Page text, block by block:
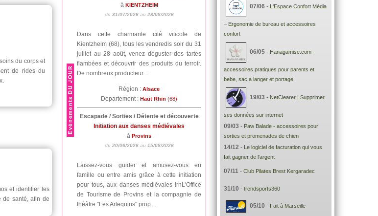
du corps et
de rides du
et identifier les
de santé, afin de
à KIENTZHEIM
du 31/07/2026au 28/08/2026
Dans cette charmante cité viticole de
Kientzheim (68), tous les vendredis soir du 31
juillet au 28 août, venez déguster des tartes
flambées et découvrir des produits du terroir.
De nombreux producteur ...
Région : Alsace
Departement : Haut Rhin (68)
Escapade / Sorties / Détente et découverte
Initiation aux danses médiévales
à Provins
du 20/06/2026au 15/08/2026
Laissez-vous guider et amusez-vous en
famille ou entre amis grâce à cette initiation
pour tous, aux danses médiévales !rnL'Office
de Tourisme de Provins et la compagnie de
théâtre "Les Arlequins" prop ...
07/06 - L'Espace Confort Média
– Ergonomie de bureau et accessoires
confort
06/05 - Hanagamise.com -
accessoires pratiques pour parents et
bebe, sac a langer et portage
19/03 - NetClearer | Supprimer
ses données sur internet
09/03 - Paw Balade - accessoires pour
sorties et promenades de chien
14/12 - Le logiciel de facturation qui vous
fait gagner de l'argent
07/11 - Club Pilates Brest Kergaradec
31/10 - trendsports360
05/10 - Fait à Marseille